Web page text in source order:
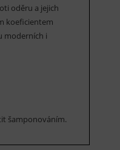
oděru a jejich
koeficientem
moderních i
šamponováním.